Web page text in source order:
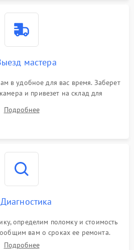
мастера
в удобное для вас время. Заберет
и привезет на склад для
Подробнее
определим поломку и стоимость
вам о сроках ее ремонта.
Подробнее